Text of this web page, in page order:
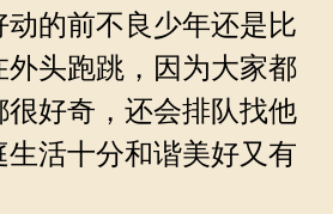
的前不良少年还是比
头跑跳，因为大家都
很好奇，还会排队找他
活十分和谐美好又有